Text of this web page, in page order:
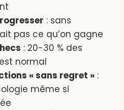
: sans
pas ce qu’on gagne
: 20-30 % des
normal
« sans regret » :
même si